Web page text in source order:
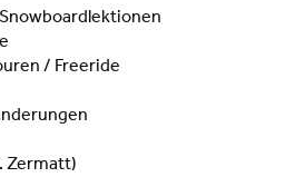
/ Freeride
Zermatt)